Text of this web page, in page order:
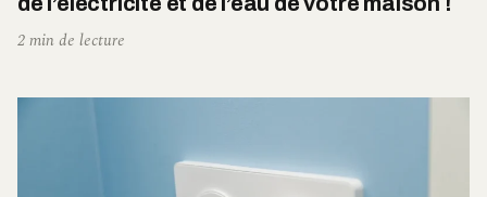
2 min de lecture